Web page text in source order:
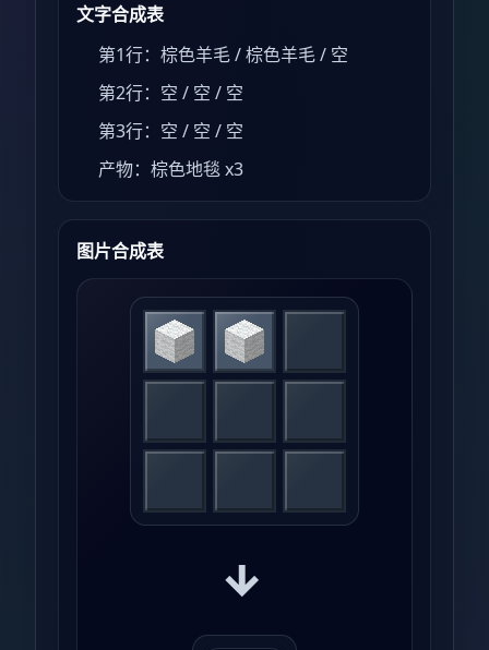
文字合成表
第1行：棕色羊毛 / 棕色羊毛 / 空
第2行：空 / 空 / 空
第3行：空 / 空 / 空
产物：棕色地毯 x3
图片合成表
→